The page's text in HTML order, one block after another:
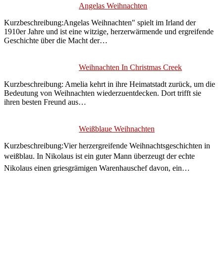
Angelas Weihnachten
Kurzbeschreibung:Angelas Weihnachten" spielt im Irland der
1910er Jahre und ist eine witzige, herzerwärmende und ergreifende
Geschichte über die Macht der…
Weihnachten In Christmas Creek
Kurzbeschreibung: Amelia kehrt in ihre Heimatstadt zurück, um die
Bedeutung von Weihnachten wiederzuentdecken. Dort trifft sie
ihren besten Freund aus…
Weißblaue Weihnachten
Kurzbeschreibung:Vier herzergreifende Weihnachtsgeschichten in
weißblau. In Nikolaus ist ein guter Mann überzeugt der echte
Nikolaus einen griesgrämigen Warenhauschef davon, ein…